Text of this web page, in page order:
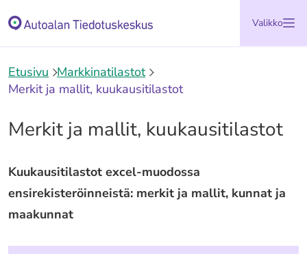
sisältöön
Etusivu Valikko
Etusivu Markkinatilastot
Merkit ja mallit, kuukausitilastot
Merkit ja mallit, kuukausitilastot
Kuukausitilastot excel-muodossa
ensirekisteröinneistä: merkit ja mallit, kunnat ja
maakunnat